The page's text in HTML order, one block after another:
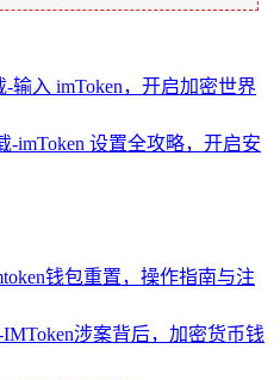
-输入 imToken，开启加密世界
-imToken 设置全攻略，开启安
钱包重置，操作指南与注
涉案背后，加密货币钱